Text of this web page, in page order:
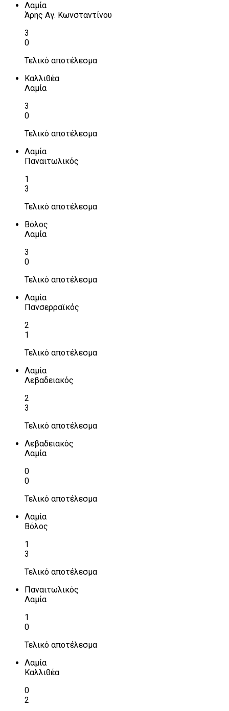
Λαμία
Άρης Αγ. Κωνσταντίνου
3
0
Τελικό αποτέλεσμα
Καλλιθέα
Λαμία
3
0
Τελικό αποτέλεσμα
Λαμία
Παναιτωλικός
1
3
Τελικό αποτέλεσμα
Βόλος
Λαμία
3
0
Τελικό αποτέλεσμα
Λαμία
Πανσερραϊκός
2
1
Τελικό αποτέλεσμα
Λαμία
Λεβαδειακός
2
3
Τελικό αποτέλεσμα
Λεβαδειακός
Λαμία
0
0
Τελικό αποτέλεσμα
Λαμία
Βόλος
1
3
Τελικό αποτέλεσμα
Παναιτωλικός
Λαμία
1
0
Τελικό αποτέλεσμα
Λαμία
Καλλιθέα
0
2